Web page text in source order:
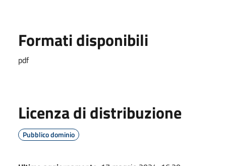
Formati disponibili
pdf
Licenza di distribuzione
Pubblico dominio